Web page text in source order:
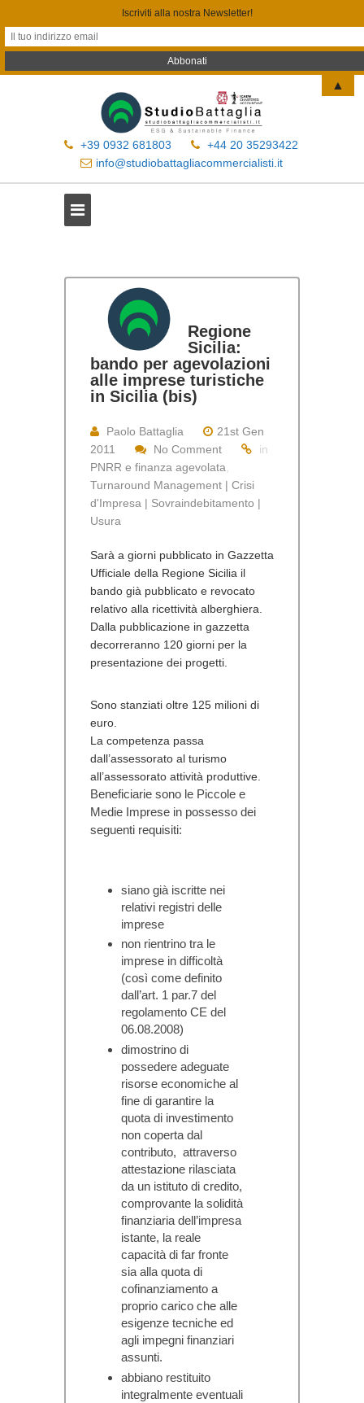
+39 0932 681803
+44 20 35293422
info@studiobattagliacommercialisti.it
Regione
Sicilia:
bando per agevolazioni
alle imprese turistiche
in Sicilia (bis)
Paolo Battaglia
21st Gen
2011
No Comment
in
PNRR e finanza agevolata
Turnaround Management | Crisi
d'Impresa | Sovraindebitamento |
Usura
Sarà a giorni pubblicato in Gazzetta
Ufficiale della Regione Sicilia il
bando già pubblicato e revocato
relativo alla ricettività alberghiera.
Dalla pubblicazione in gazzetta
decorreranno 120 giorni per la
presentazione dei progetti.
Sono stanziati oltre 125 milioni di
euro.
La competenza passa
dall’assessorato al turismo
all’assessorato attività produttive.
Beneficiarie sono le Piccole e
Medie Imprese in possesso dei
seguenti requisiti:
siano già iscritte nei
relativi registri delle
imprese
non rientrino tra le
imprese in difficoltà
(così come definito
dall’art. 1 par.7 del
regolamento CE del
06.08.2008)
dimostrino di
possedere adeguate
risorse economiche al
fine di garantire la
quota di investimento
non coperta dal
contributo, attraverso
attestazione rilasciata
da un istituto di credito,
comprovante la solidità
finanziaria dell’impresa
istante, la reale
capacità di far fronte
sia alla quota di
cofinanziamento a
proprio carico che alle
esigenze tecniche ed
agli impegni finanziari
assunti.
abbiano restituito
integralmente eventuali
Iscriviti alla nostra Newsletter!
▲